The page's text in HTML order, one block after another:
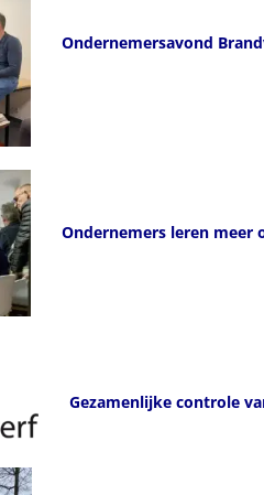
Ondernemersavond
Ondernemers leren
Gezamenlijke controle